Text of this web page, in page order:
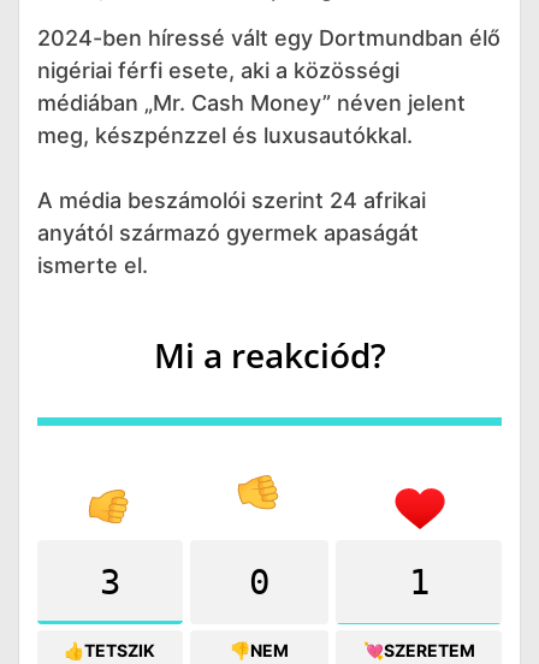
2024-ben híressé vált egy Dortmundban élő
nigériai férfi esete, aki a közösségi
médiában „Mr. Cash Money” néven jelent
meg, készpénzzel és luxusautókkal.
A média beszámolói szerint 24 afrikai
anyától származó gyermek apaságát
ismerte el.
Mi a reakciód?
3
👍TETSZIK
0
👎NEM
1
💘SZERETEM